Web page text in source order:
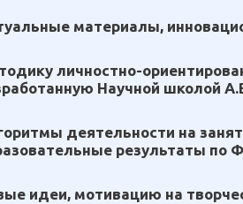
материалы,
личностно-
Научной школой
деятельности на
результаты по
идеи, мотивацию на